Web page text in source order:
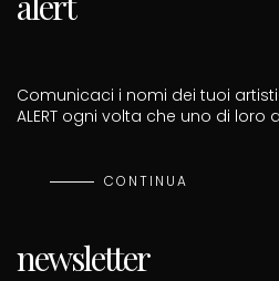
Comunicaci i nomi dei tuoi
ALERT ogni volta che uno di loro
CONTINUA
newsletter